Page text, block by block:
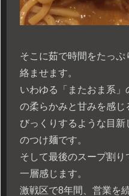
そこに茹で時間をたっぷ
絡ませます。
いわゆる「またおま系
の柔らかみと甘みを感じ
びっくりするような目
のつけ麺です。
そして最後のスープ割
一層感じます。
激戦区で8年間、営業を